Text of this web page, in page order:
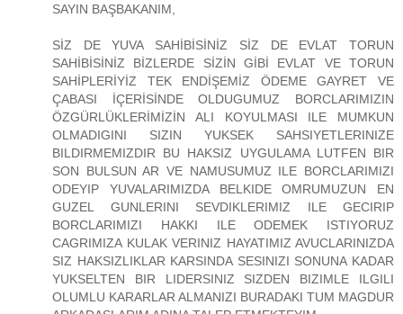
SAYIN BAŞBAKANIM,
SİZ DE YUVA SAHİBİSİNİZ SİZ DE EVLAT TORUN
SAHİBİSİNİZ BİZLERDE SİZİN GİBİ EVLAT VE TORUN
SAHİPLERİYİZ TEK ENDİŞEMİZ ÖDEME GAYRET VE
ÇABASI İÇERİSİNDE OLDUGUMUZ BORCLARIMIZIN
ÖZGÜRLÜKLERİMİZİN ALI KOYULMASI ILE MUMKUN
OLMADIGINI SIZIN YUKSEK SAHSIYETLERINIZE
BILDIRMEMIZDIR BU HAKSIZ UYGULAMA LUTFEN BIR
SON BULSUN AR VE NAMUSUMUZ ILE BORCLARIMIZI
ODEYIP YUVALARIMIZDA BELKIDE OMRUMUZUN EN
GUZEL GUNLERINI SEVDIKLERIMIZ ILE GECIRIP
BORCLARIMIZI HAKKI ILE ODEMEK ISTIYORUZ
CAGRIMIZA KULAK VERINIZ HAYATIMIZ AVUCLARINIZDA
SIZ HAKSIZLIKLAR KARSINDA SESINIZI SONUNA KADAR
YUKSELTEN BIR LIDERSINIZ SIZDEN BIZIMLE ILGILI
OLUMLU KARARLAR ALMANIZI BURADAKI TUM MAGDUR